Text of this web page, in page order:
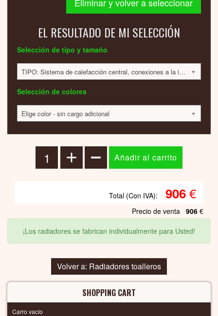
EL RESULTADO DE MI SELECCIÓN
Selección de tipo y tamaño
TIPO: Sistema de calefacción central, conexiones a la izquierda; TAMAÑO: 924x550x38 mm; 408 VATIOS; 906 EUR
Selección de colores
Elige color - sin cargo adicional
Total (Con IVA): 906€
Precio de venta 906 €
¡Los radiadores se fabrican individualmente para Usted!
Volver a: Radiadores toalleros
SHOPPING CART
Carro vacío